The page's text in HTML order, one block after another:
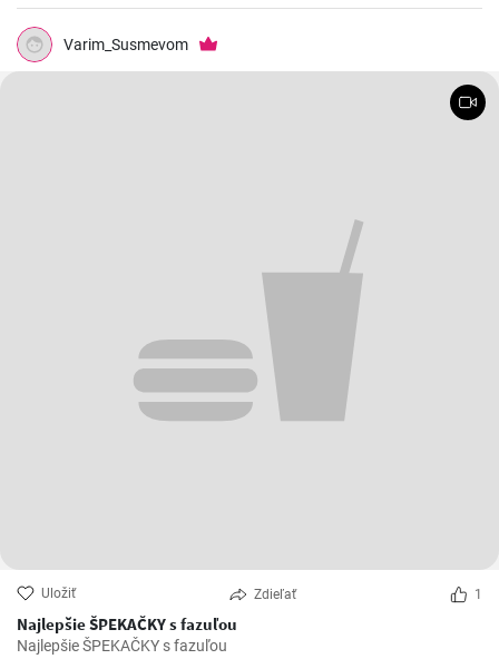
Varim_Susmevom
Uložiť Zdieľať 1
Najlepšie ŠPEKAČKY s fazuľou
Najlepšie ŠPEKAČKY s fazuľou